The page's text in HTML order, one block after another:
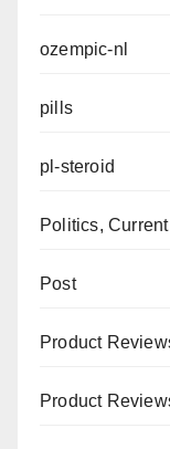
ozempic-nl
pills
pl-steroid
Politics,
Post
Product
Product